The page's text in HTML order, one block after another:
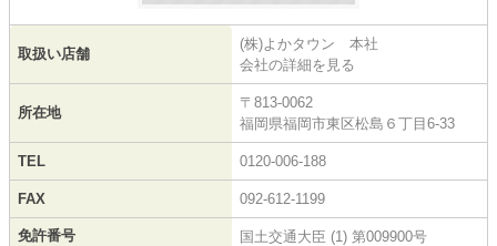
取扱い店舗
(株)よかタウン 本社
会社の詳細を見る
所在地
〒813-0062
福岡県福岡市東区松島６丁目6-33
TEL 0120-006-188
FAX 092-612-1199
免許番号 国土交通大臣 (1) 第009900号